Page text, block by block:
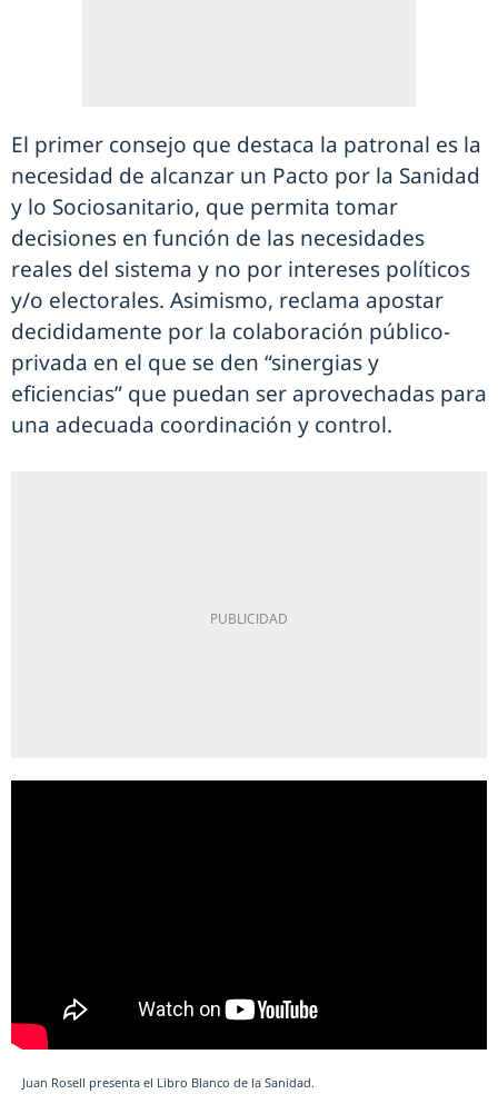
El primer consejo que destaca la patronal es la
necesidad de alcanzar un Pacto por la Sanidad
y lo Sociosanitario, que permita tomar
decisiones en función de las necesidades
reales del sistema y no por intereses políticos
y/o electorales. Asimismo, reclama apostar
decididamente por la colaboración público-
privada en el que se den “sinergias y
eficiencias” que puedan ser aprovechadas para
una adecuada coordinación y control.
Juan Rosell presenta el Libro Blanco de la Sanidad.